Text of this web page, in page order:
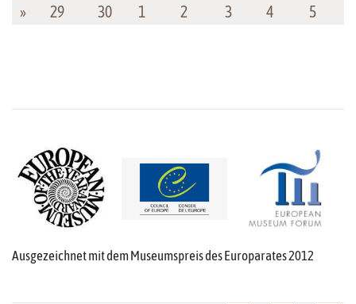
»
29 30 1 2 3 4 5
Ausgezeichnet mit dem Museumspreis des Europarates 2012